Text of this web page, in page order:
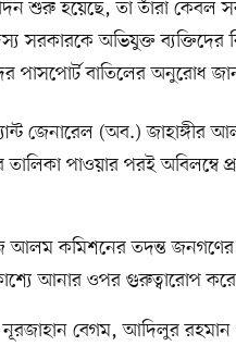
শুরু হয়েছে, তা তাঁরা কেবল
সরকারকে অভিযুক্ত ব্যক্তিদের
পাসপোর্ট বাতিলের অনুরোধ
জেনারেল (অব.)
পাওয়ার পরই অবিলম্বে
আলম কমিশনের তদন্ত
আনার ওপর গুরুত্বারোপ
নূরজাহান বেগম, আদিলুর